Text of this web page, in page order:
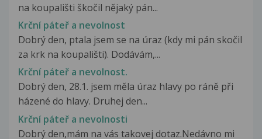
na koupališti škočil nějaký pán...
Krční páteř a nevolnost
Dobrý den, ptala jsem se na úraz (kdy mi pán skočil
za krk na koupališti). Dodávám,...
Krční páteř a nevolnost.
Dobrý den, 28.1. jsem měla úraz hlavy po ráně při
házené do hlavy. Druhej den...
Krční páteř a nevolnosti
Dobrý den,mám na vás takovej dotaz.Nedávno mi